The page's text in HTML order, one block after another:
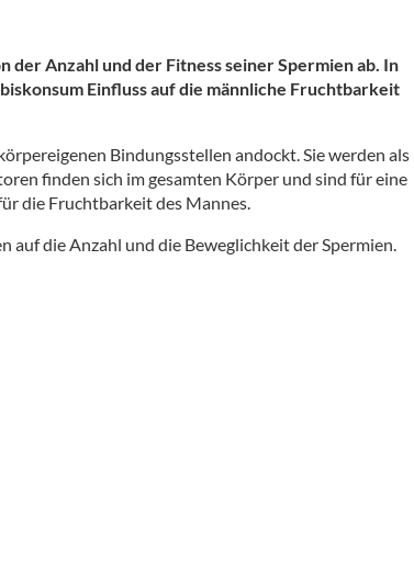
Anzahl und der Fitness seiner Spermien ab. In
Einfluss auf die männliche Fruchtbarkeit
Bindungsstellen andockt. Sie werden als
finden sich im gesamten Körper und sind für eine
die Fruchtbarkeit des Mannes.
die Anzahl und die Beweglichkeit der Spermien.